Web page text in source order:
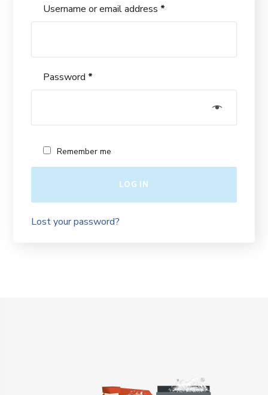
Username or email address *
Password *
Remember me
LOG IN
Lost your password?